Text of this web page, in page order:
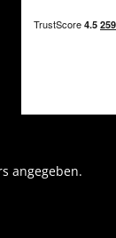
angegeben.